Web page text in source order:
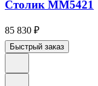
Столик ММ5421
85 830 ₽
Быстрый заказ